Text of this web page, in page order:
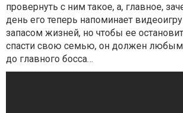
провернуть с ним такое, а, главное,
день его теперь напоминает
запасом жизней, но чтобы ее
спасти свою семью, он должен любым
до главного босса…